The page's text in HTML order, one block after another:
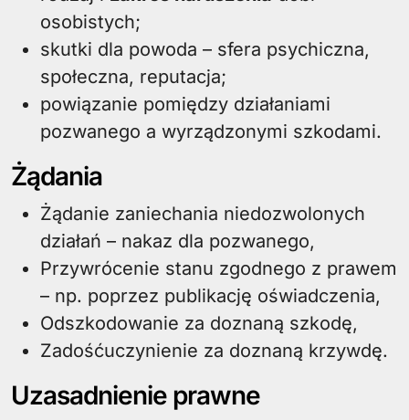
osobistych;
skutki dla powoda – sfera psychiczna,
społeczna, reputacja;
powiązanie pomiędzy działaniami
pozwanego a wyrządzonymi szkodami.
Żądania
Żądanie zaniechania niedozwolonych
działań – nakaz dla pozwanego,
Przywrócenie stanu zgodnego z prawem
– np. poprzez publikację oświadczenia,
Odszkodowanie za doznaną szkodę,
Zadośćuczynienie za doznaną krzywdę.
Uzasadnienie prawne